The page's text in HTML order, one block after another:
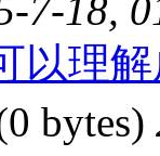
7-18,
以理
bytes)